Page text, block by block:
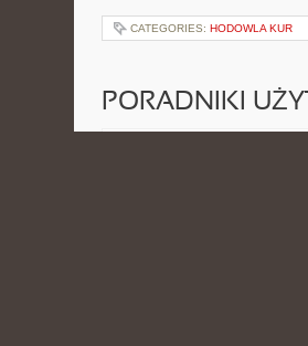
CATEGORIES: HODOWLA KUR
PORADNIKI